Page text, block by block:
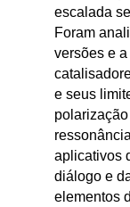
escalada
Foram
versões e
e seus
aplicativos
diálogo e
elementos